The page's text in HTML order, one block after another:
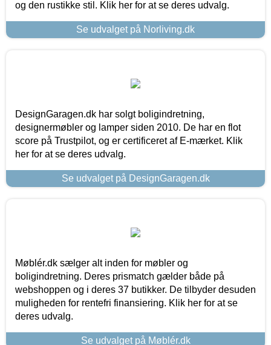
og den rustikke stil. Klik her for at se deres udvalg.
Se udvalget på Norliving.dk
DesignGaragen.dk har solgt boligindretning,
designermøbler og lamper siden 2010. De har en flot
score på Trustpilot, og er certificeret af E-mærket. Klik
her for at se deres udvalg.
Se udvalget på DesignGaragen.dk
Møblér.dk sælger alt inden for møbler og
boligindretning. Deres prismatch gælder både på
webshoppen og i deres 37 butikker. De tilbyder desuden
muligheden for rentefri finansiering. Klik her for at se
deres udvalg.
Se udvalget på Møblér.dk